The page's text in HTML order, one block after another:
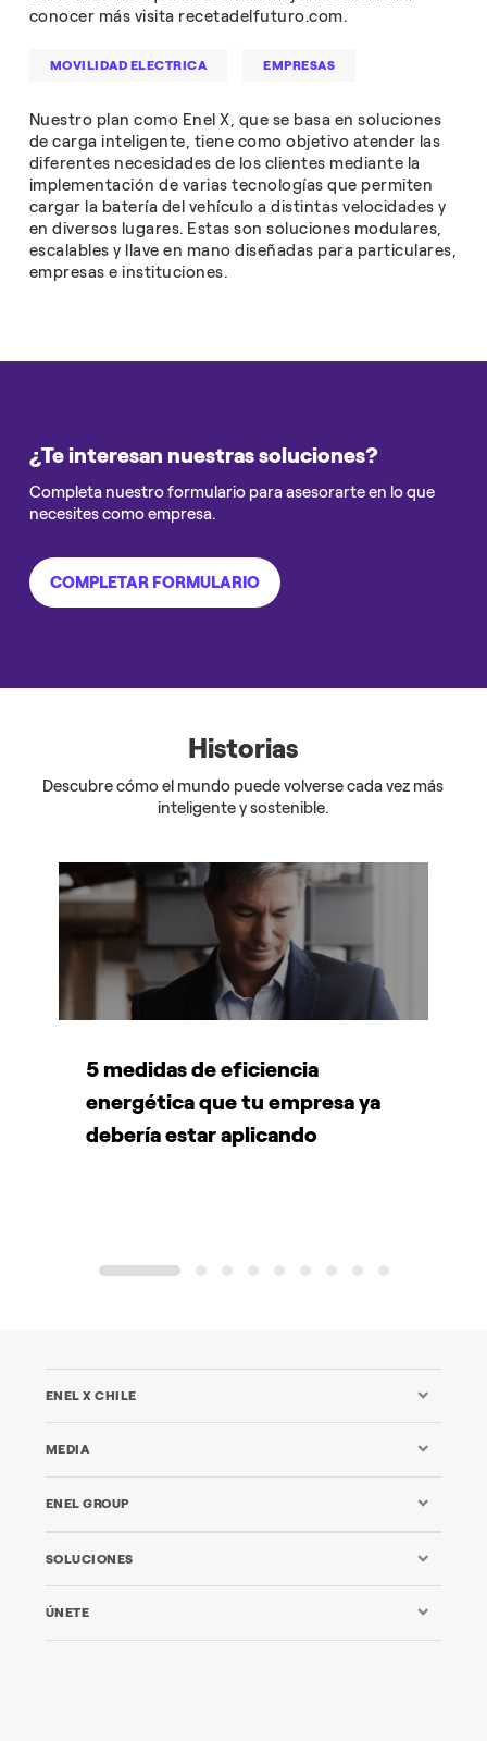
conocer más visita recetadelfuturo.com.
MOVILIDAD ELECTRICA EMPRESAS
Nuestro plan como Enel X, que se basa en soluciones
de carga inteligente, tiene como objetivo atender las
diferentes necesidades de los clientes mediante la
implementación de varias tecnologías que permiten
cargar la batería del vehículo a distintas velocidades y
en diversos lugares. Estas son soluciones modulares,
escalables y llave en mano diseñadas para particulares,
empresas e instituciones.
¿Te interesan nuestras soluciones?
Completa nuestro formulario para asesorarte en lo que
necesites como empresa.
COMPLETAR FORMULARIO
Historias
Descubre cómo el mundo puede volverse cada vez más
inteligente y sostenible.
5 medidas de eficiencia
energética que tu empresa ya
debería estar aplicando
1 2 3 4 5 6 7 8 9
ENEL X CHILE
MEDIA
ENEL GROUP
SOLUCIONES
ÚNETE